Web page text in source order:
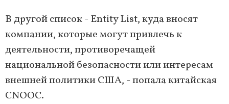
В другой список - Entity List, куда вносят
компании, которые могут привлечь к
деятельности, противоречащей
национальной безопасности или интересам
внешней политики США, - попала китайская
CNOOC.